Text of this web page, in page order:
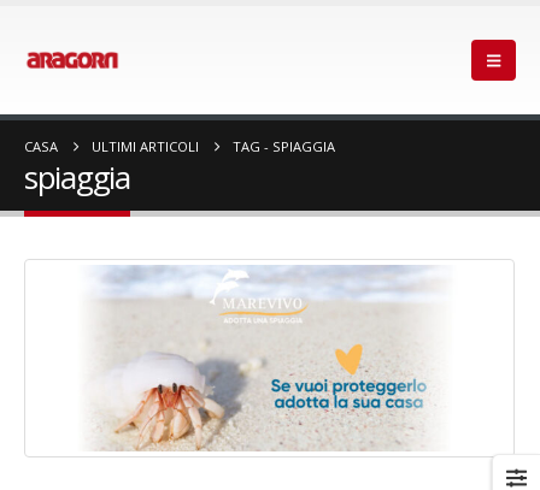
CASA ULTIMI ARTICOLI TAG - SPIAGGIA
spiaggia